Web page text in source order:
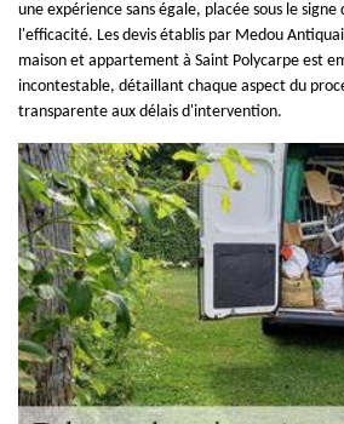
une expérience sans égale, placée sous le
l'efficacité. Les devis établis par Medou
maison et appartement à Saint Polycarpe est
incontestable, détaillant chaque aspect du
transparente aux délais d'intervention.